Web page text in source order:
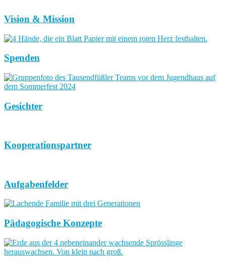
Vision & Mission
Spenden
Gesichter
Kooperationspartner
Aufgabenfelder
Pädagogische Konzepte